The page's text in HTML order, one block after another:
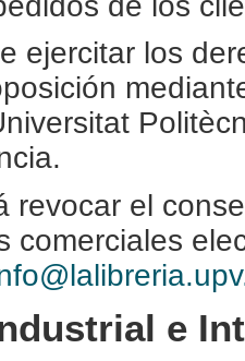
ejercitar los
revocar el
comerciales
e